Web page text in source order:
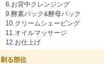
8.お背中クレンジング
9.酵素パック&酵母パック
10.クリームシェービング
11.オイルマッサージ
12.お仕上げ
剃る部位